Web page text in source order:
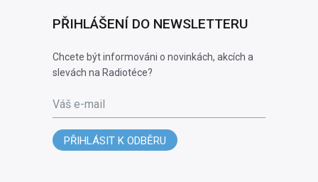
PŘIHLÁŠENÍ DO NEWSLETTERU
Chcete být informováni o novinkách, akcích a
slevách na Radiotéce?
Váš e-mail
PŘIHLÁSIT K ODBĚRU